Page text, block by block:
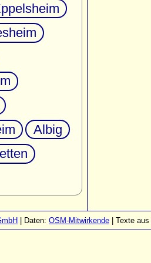
Albig
| Daten: OSM-Mitwirkende | Texte aus